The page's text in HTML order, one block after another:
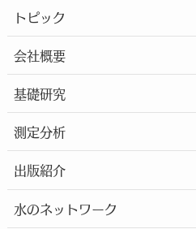
トピック
会社概要
基礎研究
測定分析
出版紹介
水のネットワーク